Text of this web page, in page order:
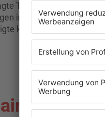
Tablet. Die Beamten
in Gewahrsam
keine gültige
Kinzig-